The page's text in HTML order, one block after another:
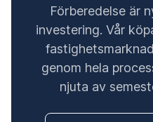
Förberedelse är
investering. Vår
genom hela
njuta av